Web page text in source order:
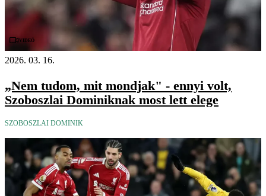
Videó
2026. 03. 16.
„Nem tudom, mit mondjak" - ennyi volt,
Szoboszlai Dominiknak most lett elege
SZOBOSZLAI DOMINIK